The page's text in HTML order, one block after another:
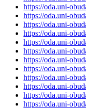
https://oda.uni-
https://oda.uni-
https://oda.uni-
https://oda.uni-
https://oda.uni-
https://oda.uni-
https://oda.uni-
https://oda.uni-
https://oda.uni-
https://oda.uni-
https://oda.uni-
https://oda.uni-